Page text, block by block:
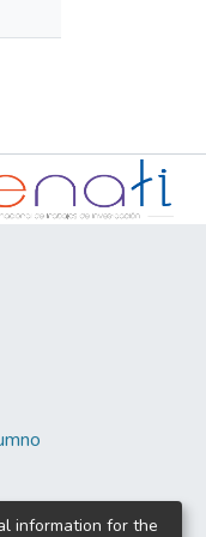
information for the